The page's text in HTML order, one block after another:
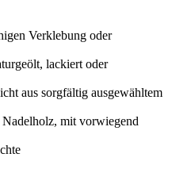
Verklebung oder
lackiert oder
aus sorgfältig ausgewähltem
Nadelholz, mit vorwiegend